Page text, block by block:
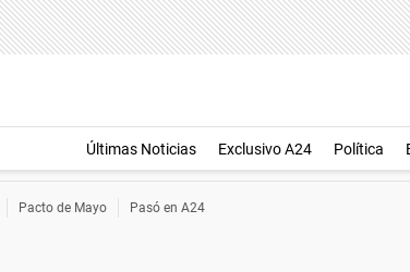
Últimas Noticias Exclusivo A24 Política
Pacto de Mayo Pasó en A24